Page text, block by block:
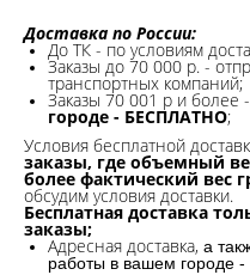
Доставка по России:
До ТК - по условиям
Заказы до 70 000 р. -
транспортных компаний;
Заказы 70 001 р и более
городе - БЕСПЛАТНО;
Условия бесплатной
заказы, где объемный
более фактический вес
обсудим условия доставки.
Бесплатная доставка
заказы;
Адресная доставка, а
работы в вашем городе -